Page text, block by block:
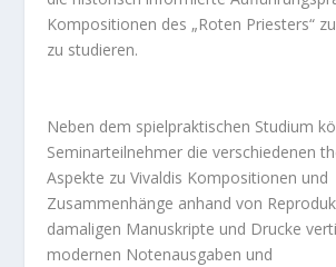
Kompositionen des „Roten Priesters“
zu studieren.
Neben dem spielpraktischen Studium
Seminarteilnehmer die verschiedenen
Aspekte zu Vivaldis Kompositionen und
Zusammenhänge anhand von
damaligen Manuskripte und Drucke
modernen Notenausgaben und